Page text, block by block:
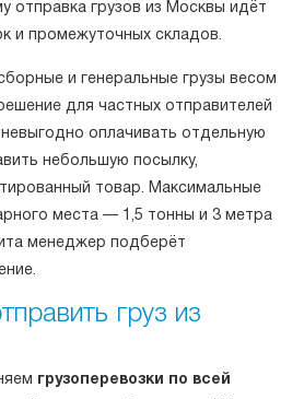
отправка грузов из Москвы идёт
и промежуточных складов.
и генеральные грузы весом
для частных отправителей
оплачивать отдельную
небольшую посылку,
товар. Максимальные
места — 1,5 тонны и 3 метра
менеджер подберёт
груз из
грузоперевозки по всей